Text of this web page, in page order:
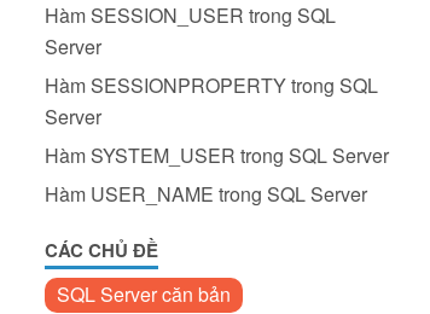
Hàm SESSION_USER trong SQL
Server
Hàm SESSIONPROPERTY trong SQL
Server
Hàm SYSTEM_USER trong SQL Server
Hàm USER_NAME trong SQL Server
CÁC CHỦ ĐỀ
SQL Server căn bản